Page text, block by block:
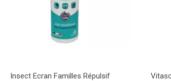
Insect Ecran Familles Répulsif